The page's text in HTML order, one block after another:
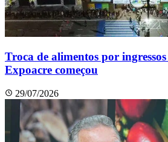
Troca de alimentos por
Expoacre começou
29/07/2026